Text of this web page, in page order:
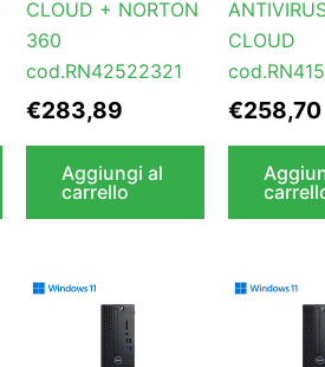
CLOUD + NORTON
360
cod.RN42522321
€283,89
Aggiungi al
carrello
CLOUD
€258,70